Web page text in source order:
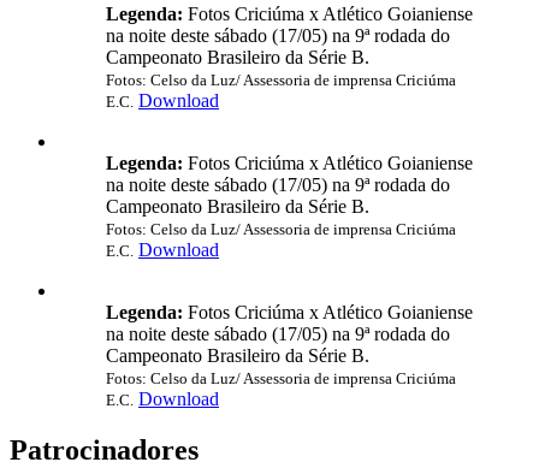
Legenda: Fotos Criciúma x Atlético Goianiense
na noite deste sábado (17/05) na 9ª rodada do
Campeonato Brasileiro da Série B.
Fotos: Celso da Luz/ Assessoria de imprensa Criciúma
E.C. Download
Legenda: Fotos Criciúma x Atlético Goianiense
na noite deste sábado (17/05) na 9ª rodada do
Campeonato Brasileiro da Série B.
Fotos: Celso da Luz/ Assessoria de imprensa Criciúma
E.C. Download
Legenda: Fotos Criciúma x Atlético Goianiense
na noite deste sábado (17/05) na 9ª rodada do
Campeonato Brasileiro da Série B.
Fotos: Celso da Luz/ Assessoria de imprensa Criciúma
E.C. Download
Patrocinadores